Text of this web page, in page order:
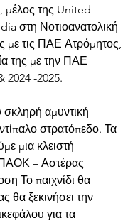
της United
στη Νοτιοανατολική
με τις ΠΑΕ Ατρόμητος,
της με την ΠΑΕ
2024 -2025.
αμυντική
στρατόπεδο. Τα
μια κλειστή
ΠΑΟΚ – Αστέρας
Το παιχνίδι θα
θα ξεκινήσει την
για τα